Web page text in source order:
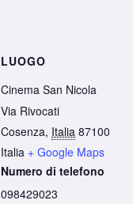
LUOGO
Cinema San Nicola
Via Rivocati
Cosenza, Italia 87100
Italia + Google Maps
Numero di telefono
098429023